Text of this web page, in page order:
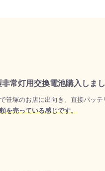
常灯用交換電池購入しまし
笹塚のお店に出向き、直接バッ
を売っている感じです。